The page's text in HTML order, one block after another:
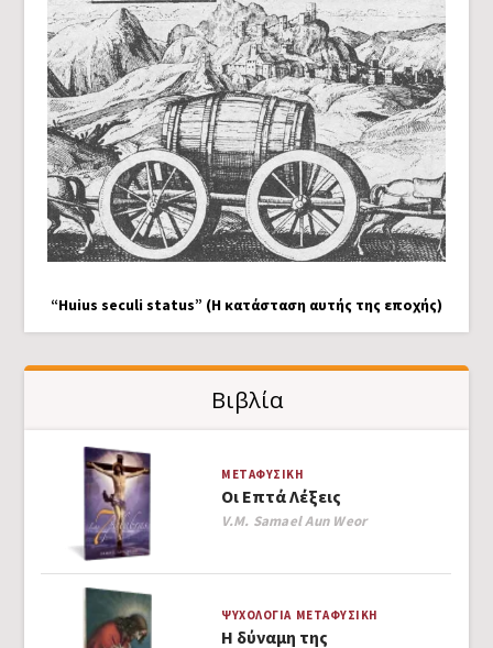
“Huius seculi status” (Η κατάσταση αυτής της εποχής)
Βιβλία
ΜΕΤΑΦΥΣΙΚΉ
Οι Επτά Λέξεις
Author
V.M. Samael Aun Weor
ΨΥΧΟΛΟΓΊΑ ΜΕΤΑΦΥΣΙΚΉ
Η δύναμη της